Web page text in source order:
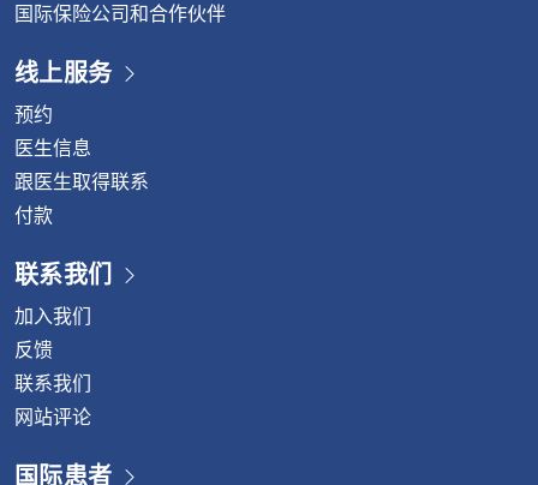
国际保险公司和合作伙伴
线上服务
预约
医生信息
跟医生取得联系
付款
联系我们
加入我们
反馈
联系我们
网站评论
国际患者